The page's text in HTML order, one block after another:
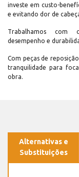
investe em custo-
e evitando dor de
Trabalhamos com
desempenho e
Com peças de
tranquilidade para
obra.
Alternativas e
Substituições